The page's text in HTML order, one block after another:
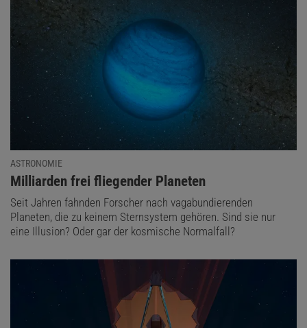
ASTRONOMIE
:Milliarden frei fliegender Planeten
Seit Jahren fahnden Forscher nach vagabundierenden
Planeten, die zu keinem Sternsystem gehören. Sind sie nur
eine Illusion? Oder gar der kosmische Normalfall?